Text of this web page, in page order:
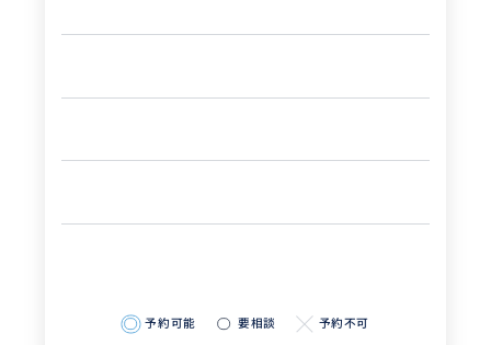
予約可能 要相談 予約不可